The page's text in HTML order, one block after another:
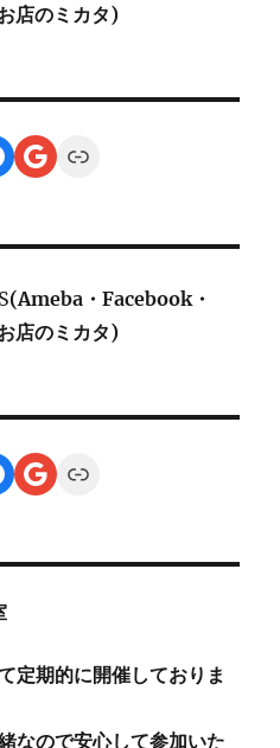
店のミカタ)
Google
Link
(Ameba・Facebook・
店のミカタ)
Google
Link
定期的に開催しておりま
なので安心して参加いた